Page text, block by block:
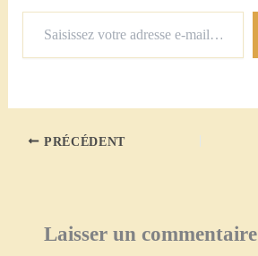
votre
adresse
PRÉCÉDENT
Laisser un commentaire